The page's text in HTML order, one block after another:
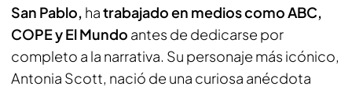
San Pablo, hatrabajado en medios como ABC,
COPE y El Mundo antes de dedicarse por
completo a la narrativa. Su personaje más icónico,
Antonia Scott, nació de una curiosa anécdota